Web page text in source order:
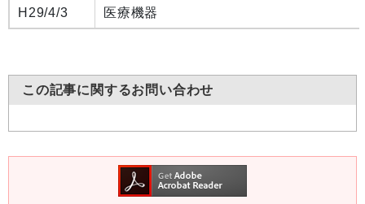
H29/4/3 医療機器
この記事に関するお問い合わせ